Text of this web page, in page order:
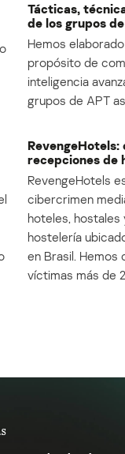
Tácticas,
de los grupos
Hemos
propósito de
inteligencia
grupos de APT
recepciones de
RevengeHotels
cibercrimen
hoteles,
hostelería
en Brasil. Hemos
víctimas más de